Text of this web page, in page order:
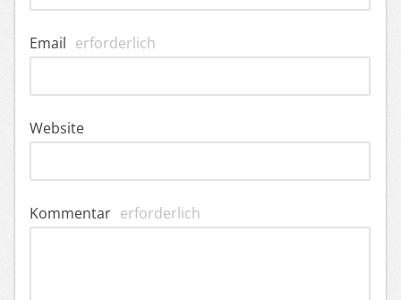
Email erforderlich
Website
Kommentar erforderlich